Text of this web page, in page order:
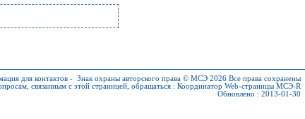
для контактов - Знак охраны авторского права © МСЭ 2026 Все права сохранены
связанным с этой страницей, обращаться : Координатор Web-страницы МСЭ-R
Обновлено : 2013-01-30